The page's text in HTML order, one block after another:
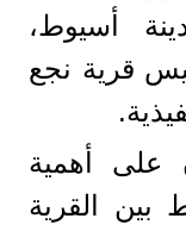
أسيوط،
قرية نجع
على أهمية
القرية